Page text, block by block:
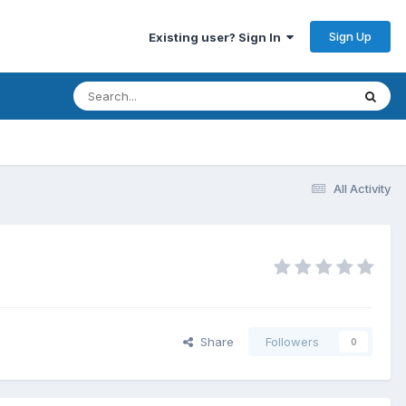
Existing user? Sign In Sign Up
All Activity
Share Followers 0